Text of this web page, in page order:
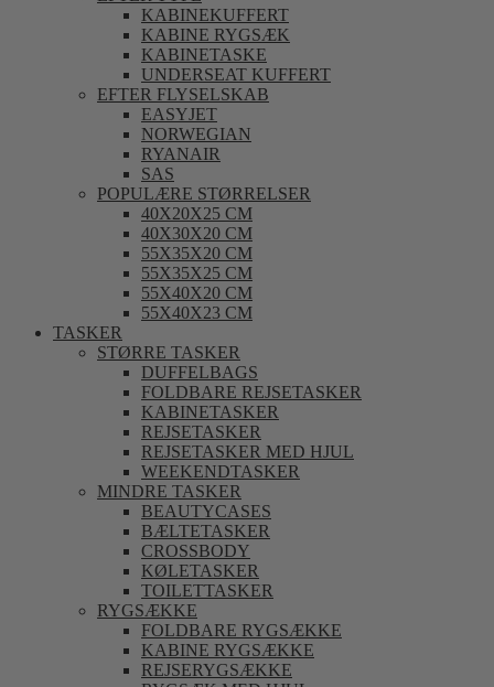
KABINEKUFFERT
KABINE RYGSÆK
KABINETASKE
UNDERSEAT KUFFERT
EFTER FLYSELSKAB
EASYJET
NORWEGIAN
RYANAIR
SAS
POPULÆRE STØRRELSER
40X20X25 CM
40X30X20 CM
55X35X20 CM
55X35X25 CM
55X40X20 CM
55X40X23 CM
TASKER
STØRRE TASKER
DUFFELBAGS
FOLDBARE REJSETASKER
KABINETASKER
REJSETASKER
REJSETASKER MED HJUL
WEEKENDTASKER
MINDRE TASKER
BEAUTYCASES
BÆLTETASKER
CROSSBODY
KØLETASKER
TOILETTASKER
RYGSÆKKE
FOLDBARE RYGSÆKKE
KABINE RYGSÆKKE
REJSERYGSÆKKE